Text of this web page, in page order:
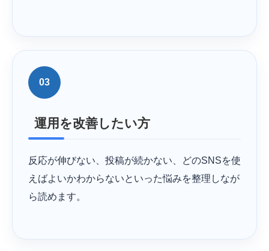
03
運用を改善したい方
反応が伸びない、投稿が続かない、どのSNSを使
えばよいかわからないといった悩みを整理しなが
ら読めます。